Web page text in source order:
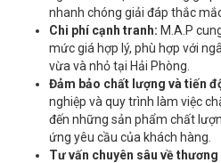
nhanh chóng giải đáp thắc
Chi phí cạnh tranh: M.A.P
mức giá hợp lý, phù hợp với
vừa và nhỏ tại Hải Phòng.
Đảm bảo chất lượng và tiến
nghiệp và quy trình làm việc
đến những sản phẩm chất
ứng yêu cầu của khách hàng.
Tư vấn chuyên sâu về thương